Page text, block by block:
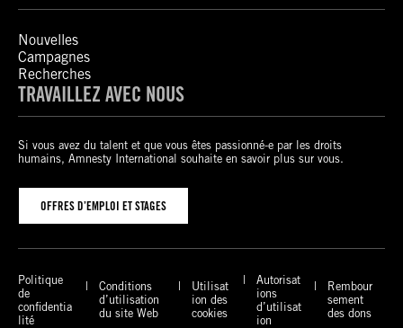
Nouvelles
Campagnes
Recherches
TRAVAILLEZ AVEC NOUS
Si vous avez du talent et que vous êtes passionné-e par les droits
humains, Amnesty International souhaite en savoir plus sur vous.
OFFRES D’EMPLOI ET STAGES
Politique
de
confidentia
lité
Conditions
d’utilisation
du site Web
Utilisat
ion des
cookies
Autorisat
ions
d’utilisat
ion
Rembour
sement
des dons